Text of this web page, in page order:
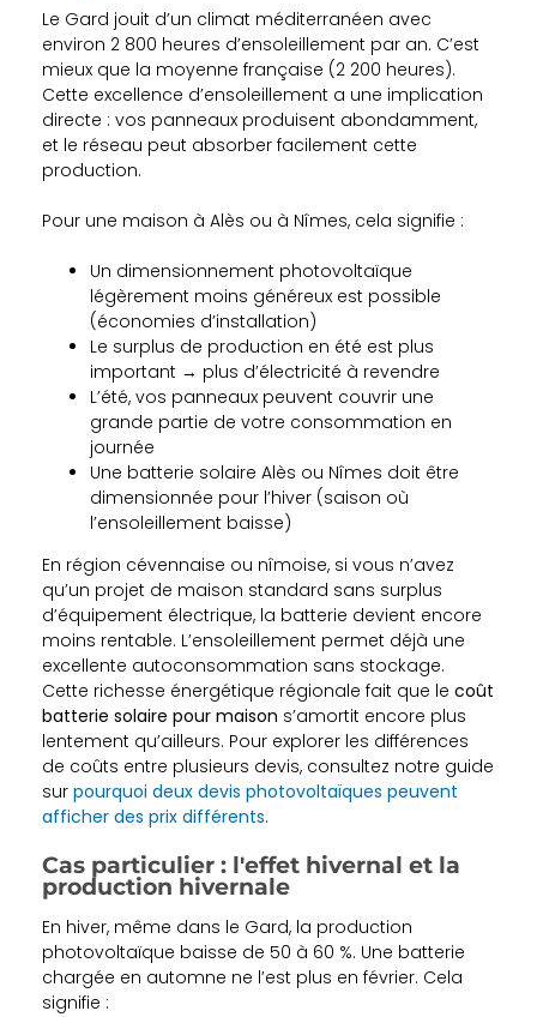
Le Gard jouit d’un climat méditerranéen avec
environ 2 800 heures d’ensoleillement par an. C’est
mieux que la moyenne française (2 200 heures).
Cette excellence d’ensoleillement a une implication
directe : vos panneaux produisent abondamment,
et le réseau peut absorber facilement cette
production.
Pour une maison à Alès ou à Nîmes, cela signifie :
Un dimensionnement photovoltaïque
légèrement moins généreux est possible
(économies d’installation)
Le surplus de production en été est plus
important → plus d’électricité à revendre
L’été, vos panneaux peuvent couvrir une
grande partie de votre consommation en
journée
Une batterie solaire Alès ou Nîmes doit être
dimensionnée pour l’hiver (saison où
l’ensoleillement baisse)
En région cévennaise ou nîmoise, si vous n’avez
qu’un projet de maison standard sans surplus
d’équipement électrique, la batterie devient encore
moins rentable. L’ensoleillement permet déjà une
excellente autoconsommation sans stockage.
Cette richesse énergétique régionale fait que le coût
batterie solaire pour maison s’amortit encore plus
lentement qu’ailleurs. Pour explorer les différences
de coûts entre plusieurs devis, consultez notre guide
sur pourquoi deux devis photovoltaïques peuvent
afficher des prix différents.
Cas particulier : l'effet hivernal et la
production hivernale
En hiver, même dans le Gard, la production
photovoltaïque baisse de 50 à 60 %. Une batterie
chargée en automne ne l’est plus en février. Cela
signifie :